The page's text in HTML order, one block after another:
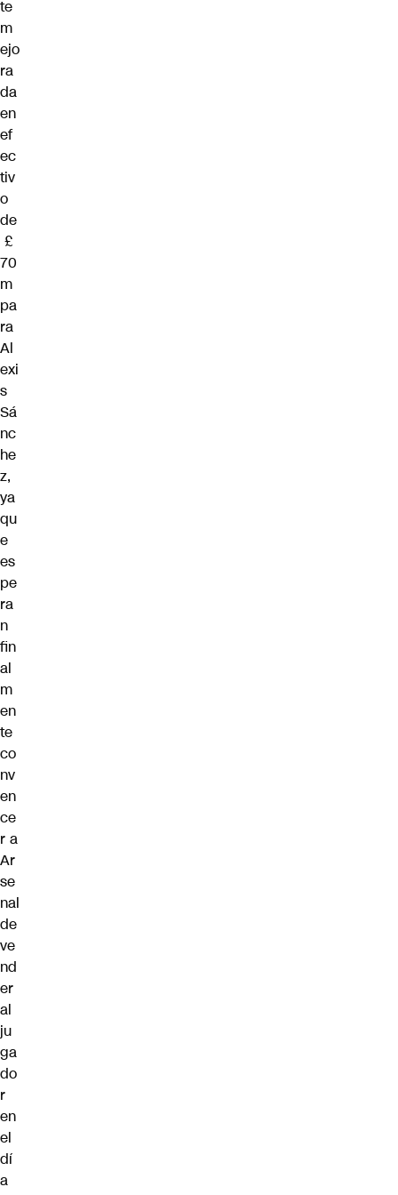
te
m
ejo
ra
da
en
ef
ec
tiv
o
de
£
70
m
pa
ra
Al
exi
s
Sá
nc
he
z,
ya
qu
e
es
pe
ra
n
fin
al
m
en
te
co
nv
en
ce
r a
Ar
se
nal
de
ve
nd
er
al
ju
ga
do
r
en
el
dí
a